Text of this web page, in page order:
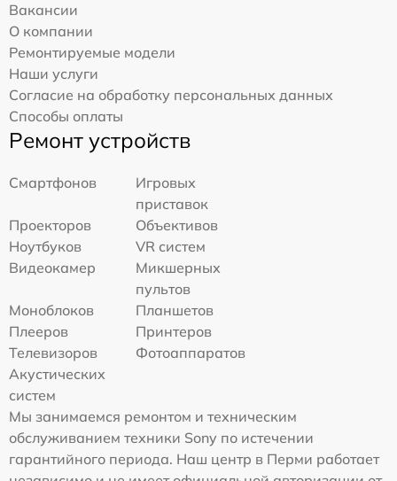
Вакансии
О компании
Ремонтируемые модели
Наши услуги
Согласие на обработку персональных данных
Способы оплаты
Ремонт устройств
Смартфонов
Игровых
приставок
Проекторов
Объективов
Ноутбуков
VR систем
Видеокамер
Микшерных
пультов
Моноблоков
Планшетов
Плееров
Принтеров
Телевизоров
Фотоаппаратов
Акустических
систем
Мы занимаемся ремонтом и техническим
обслуживанием техники Sony по истечении
гарантийного периода. Наш центр в Перми работает